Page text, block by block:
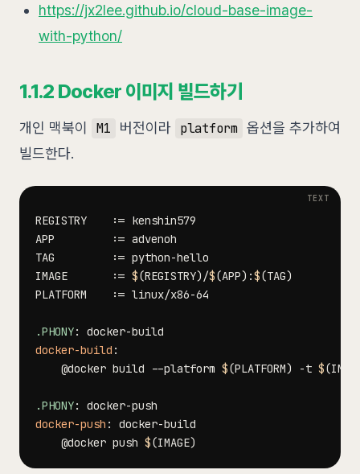
https://jx2lee.github.io/cloud-base-image-
with-python/
1.1.2 Docker 이미지 빌드하기
개인 맥북이 M1 버전이라 platform 옵션을 추가하여
빌드한다.
:=
:=
TAG
:=
IMAGE
:= $(REGISTRY) /$(APP) :$(TAG)
:=
.PHONY:
docker-build :
@docker build --platform $(PLATFORM) -t $(
.PHONY:
docker-push :
@docker push $(IMAGE)